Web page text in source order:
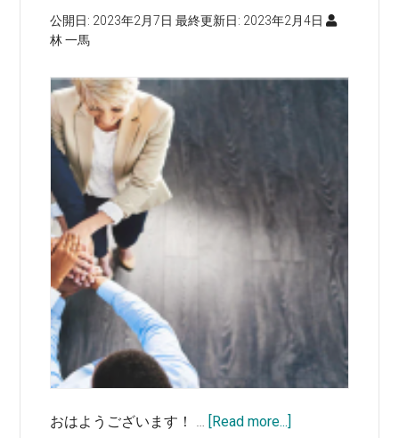
ん
り
ま
す
公開日: 2023年2月7日 最終更新日: 2023年2月4日
林 一馬
おはようございます！ … [Read more...]